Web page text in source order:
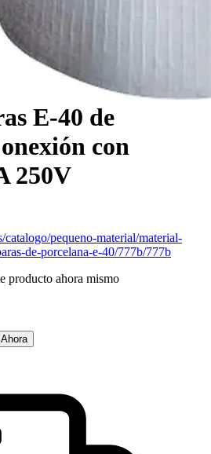
E-40 de
con
250V
pequeno-material/material-
de-porcelana-e-40/777b/777b
producto ahora mismo